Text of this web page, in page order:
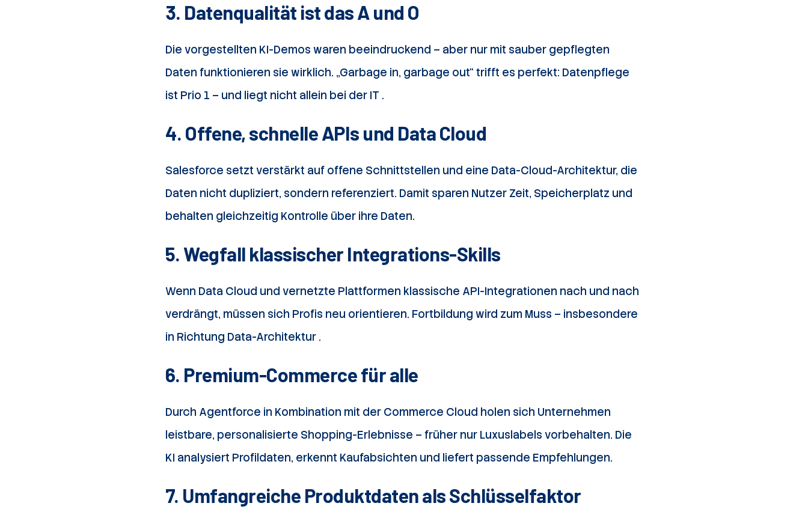
3. Datenqualität ist das A und O
Die vorgestellten KI-Demos waren beeindruckend – aber nur mit sauber gepflegten
Daten funktionieren sie wirklich. „Garbage in, garbage out“ trifft es perfekt: Datenpflege
ist Prio 1 – und liegt nicht allein bei der IT .
4. Offene, schnelle APIs und Data Cloud
Salesforce setzt verstärkt auf offene Schnittstellen und eine Data-Cloud-Architektur, die
Daten nicht dupliziert, sondern referenziert. Damit sparen Nutzer Zeit, Speicherplatz und
behalten gleichzeitig Kontrolle über ihre Daten.
5. Wegfall klassischer Integrations-Skills
Wenn Data Cloud und vernetzte Plattformen klassische API-Integrationen nach und nach
verdrängt, müssen sich Profis neu orientieren. Fortbildung wird zum Muss – insbesondere
in Richtung Data-Architektur .
6. Premium-Commerce für alle
Durch Agentforce in Kombination mit der Commerce Cloud holen sich Unternehmen
leistbare, personalisierte Shopping-Erlebnisse – früher nur Luxuslabels vorbehalten. Die
KI analysiert Profildaten, erkennt Kaufabsichten und liefert passende Empfehlungen.
7. Umfangreiche Produktdaten als Schlüsselfaktor